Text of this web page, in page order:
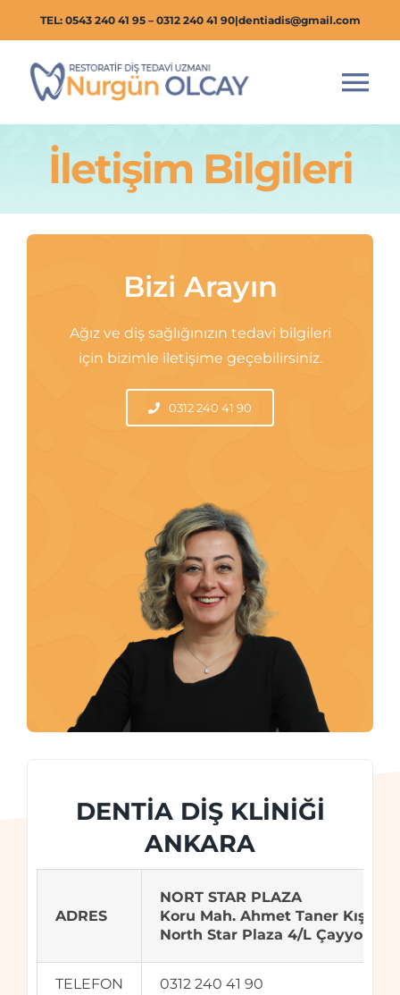
to
content
TEL: 0543 240 41 95 – 0312 240 41 90|dentiadis@gmail.com
Anasayfa
Tedaviler
Klinik Foto
İletişim Bilgileri
Bizi Arayın
Ağız ve diş sağlığınızın tedavi bilgileri
için bizimle iletişime geçebilirsiniz.
0312 240 41 90
DENTİA DİŞ KLİNİĞİ
ANKARA
ADRES
NORT STAR PLAZA
Koru Mah. Ahmet Taner Kışlalı
North Star Plaza 4/L Çayyolu /
TELEFON 0312 240 41 90